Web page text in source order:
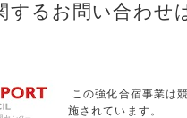
するお問い合わせ
この強化合宿事業は
施されています。